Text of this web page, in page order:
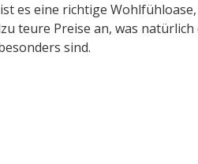
es eine richtige Wohlfühloase,
teure Preise an, was
sind.